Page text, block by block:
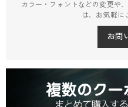
カラー・フォントなどの変更や
は、お気軽に
お問